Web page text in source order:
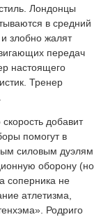
Лондонцы
в средний
злобно жалят
передач
настоящего
Тренер
добавит
помогут в
силовым дуэлям
оборону (но
соперника не
атлетизма,
Родриго